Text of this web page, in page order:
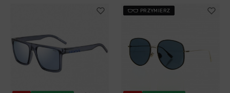
PRZYMIERZ